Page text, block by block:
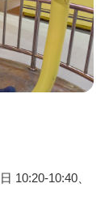
10:20-10:40、